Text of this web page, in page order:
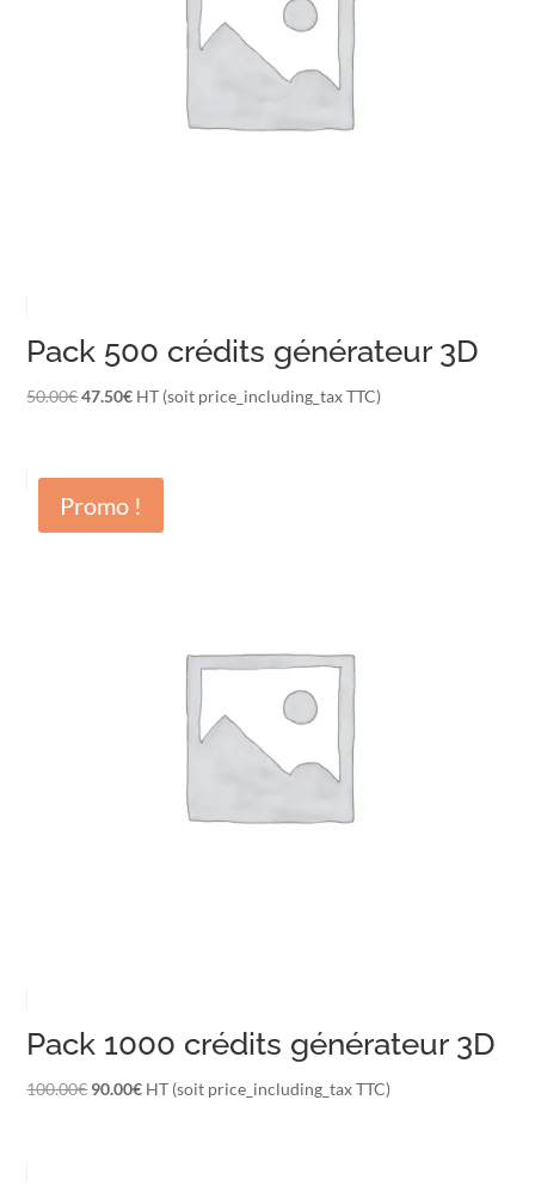
Pack 500 crédits générateur 3D
50.00€Le
était :
50.00€.
47.50€Le
est :
47.50€.
HT (soit price_including_tax TTC)
Promo !
Pack 1000 crédits générateur 3D
100.00€ Le
90.00€Le
HT (soit price_including_tax TTC)